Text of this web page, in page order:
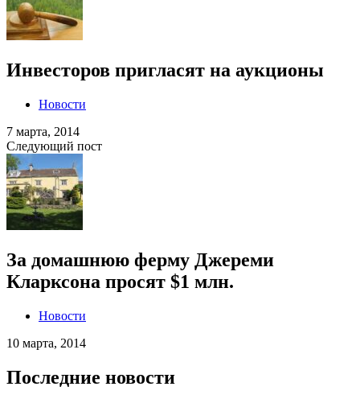
Инвесторов пригласят на аукционы
Новости
7 марта, 2014
Следующий пост
За домашнюю ферму Джереми
Кларксона просят $1 млн.
Новости
10 марта, 2014
Последние новости